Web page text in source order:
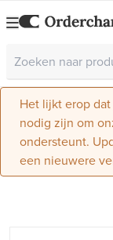
Het lijkt erop
nodig zijn om
ondersteunt.
een nieuwere